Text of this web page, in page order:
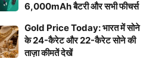
6,000mAh बैटरी और सभी फीचर्स
Gold Price Today: भारत में सोने
के 24-कैरेट और 22-कैरेट सोने की
ताज़ा कीमतें देखें